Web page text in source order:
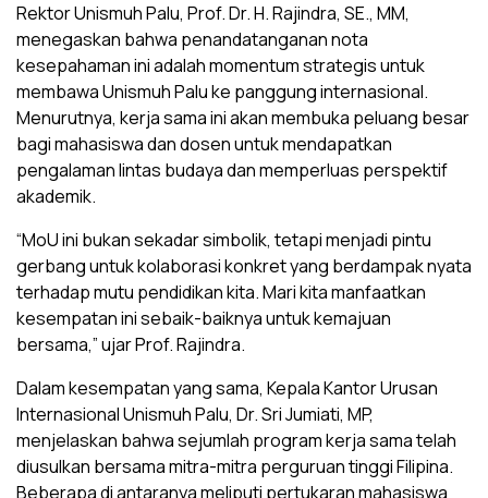
Rektor Unismuh Palu, Prof. Dr. H. Rajindra, SE., MM,
menegaskan bahwa penandatanganan nota
kesepahaman ini adalah momentum strategis untuk
membawa Unismuh Palu ke panggung internasional.
Menurutnya, kerja sama ini akan membuka peluang besar
bagi mahasiswa dan dosen untuk mendapatkan
pengalaman lintas budaya dan memperluas perspektif
akademik.
“MoU ini bukan sekadar simbolik, tetapi menjadi pintu
gerbang untuk kolaborasi konkret yang berdampak nyata
terhadap mutu pendidikan kita. Mari kita manfaatkan
kesempatan ini sebaik-baiknya untuk kemajuan
bersama,” ujar Prof. Rajindra.
Dalam kesempatan yang sama, Kepala Kantor Urusan
Internasional Unismuh Palu, Dr. Sri Jumiati, MP,
menjelaskan bahwa sejumlah program kerja sama telah
diusulkan bersama mitra-mitra perguruan tinggi Filipina.
Beberapa di antaranya meliputi pertukaran mahasiswa